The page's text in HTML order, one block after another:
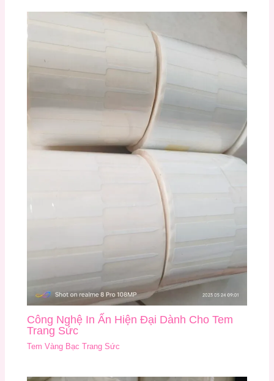
Công Nghệ In Ấn Hiện Đại Dành Cho Tem
Trang Sức
Tem Vàng Bạc Trang Sức